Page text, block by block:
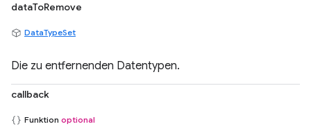
dataToRemove
DataTypeSet
Die zu entfernenden Datentypen.
callback
Funktion optional